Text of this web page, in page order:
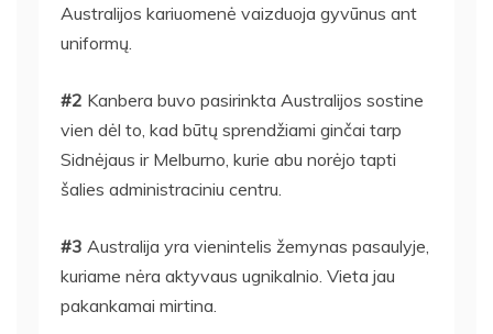
Australijos kariuomenė vaizduoja gyvūnus ant
uniformų.
#2 Kanbera buvo pasirinkta Australijos sostine
vien dėl to, kad būtų sprendžiami ginčai tarp
Sidnėjaus ir Melburno, kurie abu norėjo tapti
šalies administraciniu centru.
#3 Australija yra vienintelis žemynas pasaulyje,
kuriame nėra aktyvaus ugnikalnio. Vieta jau
pakankamai mirtina.